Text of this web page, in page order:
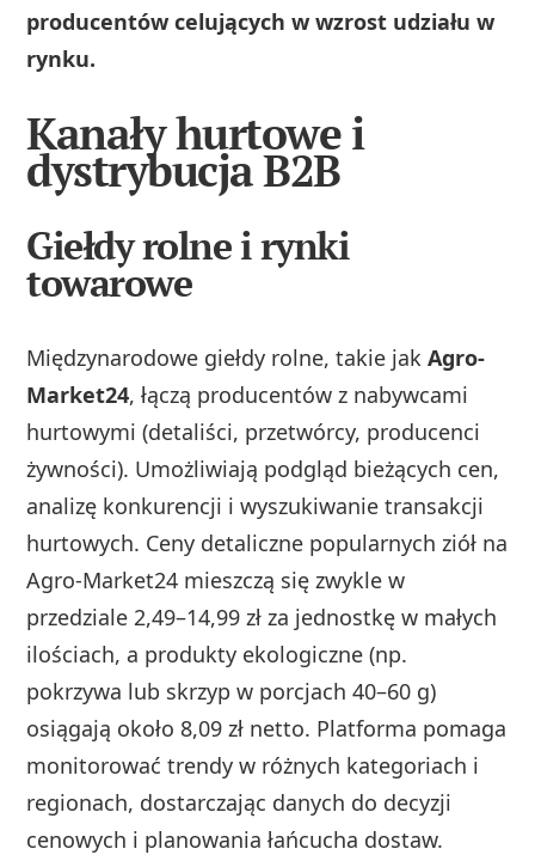
producentów celujących w wzrost udziału w
rynku.
Kanały hurtowe i
dystrybucja B2B
Giełdy rolne i rynki
towarowe
Międzynarodowe giełdy rolne, takie jakAgro-
Market24, łączą producentów z nabywcami
hurtowymi (detaliści, przetwórcy, producenci
żywności). Umożliwiają podgląd bieżących cen,
analizę konkurencji i wyszukiwanie transakcji
hurtowych. Ceny detaliczne popularnych ziół na
Agro-Market24 mieszczą się zwykle w
przedziale 2,49–14,99 zł za jednostkę w małych
ilościach, a produkty ekologiczne (np.
pokrzywa lub skrzyp w porcjach 40–60 g)
osiągają około 8,09 zł netto. Platforma pomaga
monitorować trendy w różnych kategoriach i
regionach, dostarczając danych do decyzji
cenowych i planowania łańcucha dostaw.